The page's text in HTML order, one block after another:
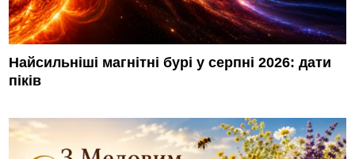
Найсильніші магнітні бурі у серпні 2026: дати
піків